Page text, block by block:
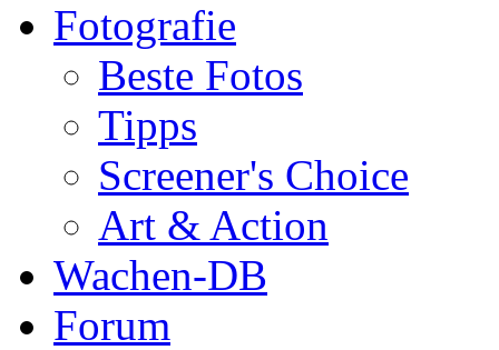
Fotografie
Beste Fotos
Tipps
Screener's Choice
Art & Action
Wachen-DB
Forum